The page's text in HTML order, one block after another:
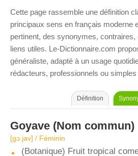
Cette page rassemble une définition
principaux sens en français moderne
pertinent, des synonymes, contraires,
liens utiles. Le-Dictionnaire.com
généraliste, adapté à un usage
rédacteurs, professionnels ou
Définition
Goyave (Nom commun)
[ɡɔ.jav] / Féminin
(Botanique) Fruit tropical